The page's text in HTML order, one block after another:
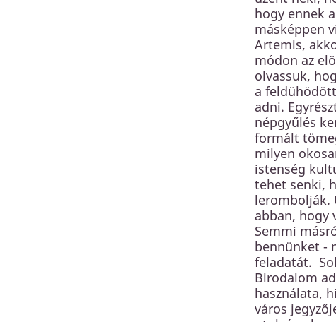
hogy ennek
másképpen
Artemis,
módon az
olvassuk,
a
adni.
népgyűlés
formált
milyen
istenség
tehet senki,
lerombolják.
abban, hogy
Semmi
bennünket -
feladatát.
Birodalom
használata,
város